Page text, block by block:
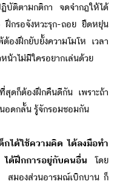
บัติตามกติกา จดจำกฎให้ได้
ฝึกรอจังหวะรุก-ถอย ยืดหยุ่น
องฝึกยับยั้งความโมโห เวลา
น้าไม่มีใครอยากเล่นด้วย
สุดก็ต้องฝึกคืนดีกัน เพราะถ้า
อดกลั้น รู้จักรอมชอมกัน
กได้ใช้ความคิด ได้ลงมือทำ
ได้ฝึกการอยู่กับคนอื่น โดย
มองส่วนอารมณ์เบิกบาน ก็